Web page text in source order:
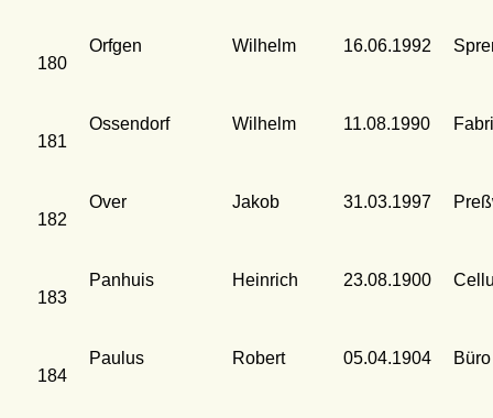
180
Orfgen Wilhelm 16.06.1992
181
Ossendorf Wilhelm 11.08.1990
182
Over Jakob 31.03.1997
183
Panhuis Heinrich 23.08.1900
184
Paulus Robert 05.04.1904